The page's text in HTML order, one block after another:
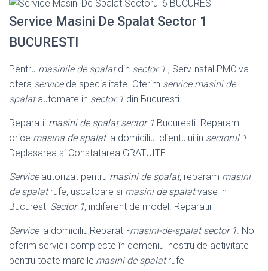
Service Masini De Spalat Sector 1
BUCURESTI
Pentru masinile de spalatdin sector 1 , ServInstal PMC va
ofera servicede specialitate. Oferim service masini de
spalatautomate in sector 1 din Bucuresti.
Reparatii masini de spalat sector 1 Bucuresti. Reparam
orice masina de spalatla domiciliul clientului in sectorul 1
Deplasarea si Constatarea GRATUITE.
Serviceautorizat pentru masini de spalat, reparam masini
de spalatrufe, uscatoare si masini de spalatvase in
Bucuresti Sector 1, indiferent de model. Reparatii
Servicela domiciliu,Reparatii-masini-de-spalat sector 1 . Noi
oferim servicii complecte în domeniul nostru de activitate
pentru toate marcile:masini de spalatrufe